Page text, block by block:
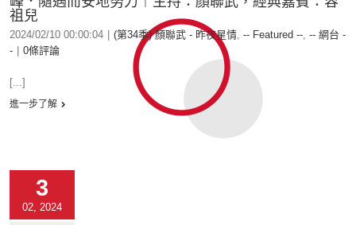
祖兒
2024/02/10 00:00:04 (第34季) 顏聯武 - 昨夜星情, -- Featured --, -- 網台 -
-
0條評論
[...]
進一步了解
3
02, 2024